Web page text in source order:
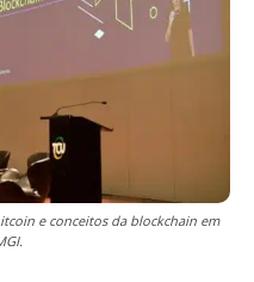
e conceitos da blockchain em